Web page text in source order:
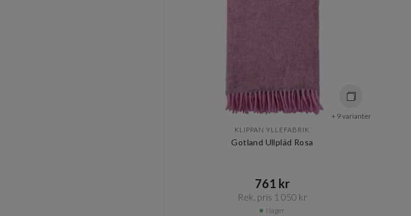
+ 9 varianter
KLIPPAN YLLEFABRIK
Gotland Ullpläd Rosa
761 kr​​
Rek. pris 1 050 kr​​
I lager